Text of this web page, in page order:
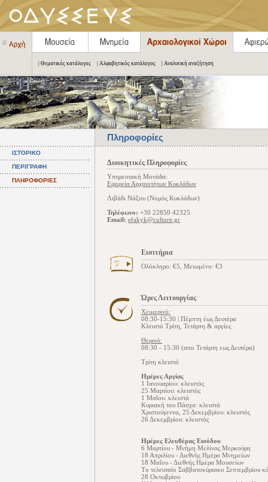
| Θεματικός κατάλογος | Αλφαβητικός κατάλογος | Αναλυτική αναζήτηση
Πληροφορίες
ΙΣΤΟΡΙΚΟ
ΠΕΡΙΓΡΑΦΗ
ΠΛΗΡΟΦΟΡΙΕΣ
Διοικητικές Πληροφορίες
Υπηρεσιακή Μονάδα:
Εφορεία Αρχαιοτήτων Κυκλάδων
Λιβάδι Νάξου (Νομός Κυκλάδων)
Τηλέφωνο: +30 22850 42325
Email: efakyk@culture.gr
Εισιτήρια
Ολόκληρο: €5, Μειωμένο: €3
Ώρες Λειτουργίας
Χειμερινό:
08:30-15:30 | Πέμπτη έως Δευτέρα
Kλειστό Τρίτη, Τετάρτη & αργίες
Θερινό:
08:30 - 15:30 (απο Τετάρτη εως Δευτέρα)
Τρίτη κλειστό
Ημέρες Αργίας
1 Ιανουαρίου: κλειστός
25 Μαρτίου: κλειστός
1 Μαΐου: κλειστά
Κυριακή του Πάσχα: κλειστά
Χριστούγεννα, 25 Δεκεμβρίου: κλειστός
26 Δεκεμβρίου: κλειστός
Ημέρες Ελευθέρας Εισόδου
6 Μαρτίου - Μνήμη Μελίνας Μερκούρη
18 Απριλίου - Διεθνής Ημέρα Μνημείων
18 Μαΐου - Διεθνής Ημέρα Μουσείων
Tο τελευταίο Σαββατοκύριακο Σεπτεμβρίου
28 Οκτωβρίου